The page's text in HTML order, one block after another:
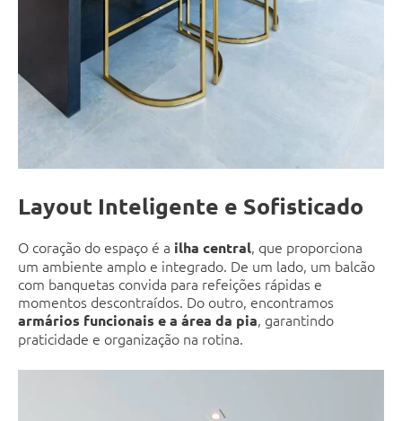
Layout Inteligente e Sofisticado
O coração do espaço é a ilha central, que proporciona
um ambiente amplo e integrado. De um lado, um balcão
com banquetas convida para refeições rápidas e
momentos descontraídos. Do outro, encontramos
armários funcionais e a área da pia, garantindo
praticidade e organização na rotina.